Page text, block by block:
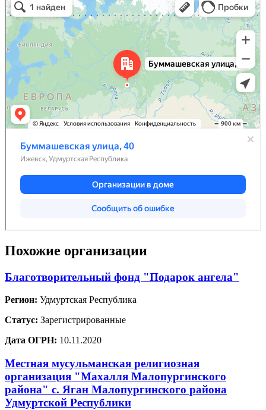
Похожие организации
Благотворительный фонд "Подарок ангела"
Регион: Удмуртская Республика
Статус: Зарегистрированные
Дата ОГРН: 10.11.2020
Местная мусульманская религиозная
организация "Махалля Малопургинского
района" с. Яган Малопургинского района
Удмуртской Республики